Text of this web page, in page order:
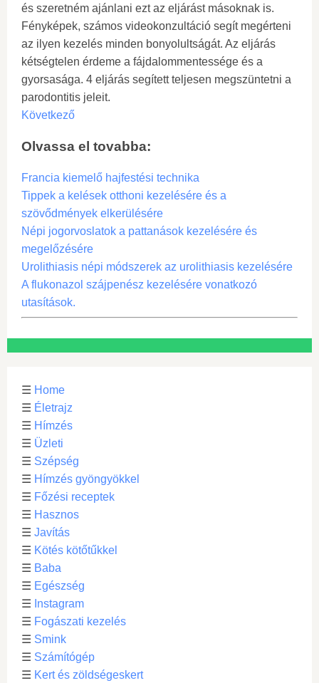
és szeretném ajánlani ezt az eljárást másoknak is.
Fényképek, számos videokonzultáció segít megérteni
az ilyen kezelés minden bonyolultságát. Az eljárás
kétségtelen érdeme a fájdalommentessége és a
gyorsasága. 4 eljárás segített teljesen megszüntetni a
parodontitis jeleit.
Következő
Olvassa el tovabba:
Francia kiemelő hajfestési technika
Tippek a kelések otthoni kezelésére és a
szövődmények elkerülésére
Népi jogorvoslatok a pattanások kezelésére és
megelőzésére
Urolithiasis népi módszerek az urolithiasis kezelésére
A flukonazol szájpenész kezelésére vonatkozó
utasítások.
☰ Home
☰ Életrajz
☰ Hímzés
☰ Üzleti
☰ Szépség
☰ Hímzés gyöngyökkel
☰ Főzési receptek
☰ Hasznos
☰ Javítás
☰ Kötés kötőtűkkel
☰ Baba
☰ Egészség
☰ Instagram
☰ Fogászati kezelés
☰ Smink
☰ Számítógép
☰ Kert és zöldségeskert